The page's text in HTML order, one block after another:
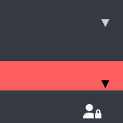
▾
▾